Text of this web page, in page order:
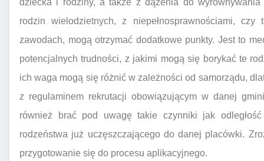
rodzin wielodzietnych, z niepełnosprawnościami,
zawodach, mogą otrzymać dodatkowe punkty. Jest to
potencjalnych trudności, z jakimi mogą się borykać te
ich waga mogą się różnić w zależności od samorządu,
z regulaminem rekrutacji obowiązującym w danej
również brać pod uwagę takie czynniki jak
rodzeństwa już uczęszczającego do danej placówki.
przygotowanie się do procesu aplikacyjnego.